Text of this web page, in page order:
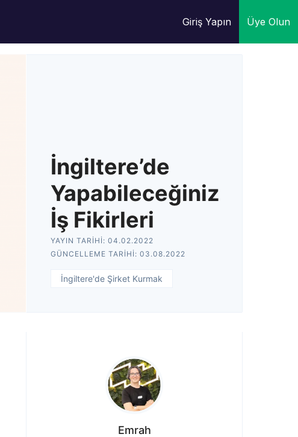
Giriş Yapın Üye Olun
İngiltere’de
Yapabileceğiniz
İş Fikirleri
YAYIN TARIHI: 04.02.2022
GÜNCELLEME TARIHI: 03.08.2022
İngiltere'de Şirket Kurmak
Emrah